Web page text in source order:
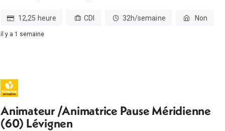
12,25 heure CDI 32h/semaine Non
il y a 1 semaine
Animateur /Animatrice Pause Méridienne
(60) Lévignen